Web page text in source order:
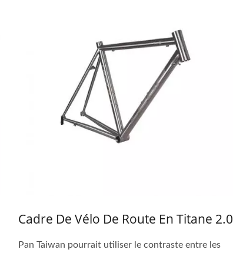
Cadre De Vélo De Route En Titane 2.0
Pan Taiwan pourrait utiliser le contraste entre les